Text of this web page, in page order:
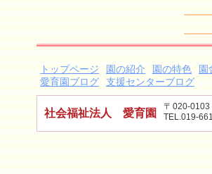
トップページ 園の紹介 園の特色 園
愛育園ブログ
支援センターブログ
社会福祉法人 愛育園
〒020-
TEL.019-